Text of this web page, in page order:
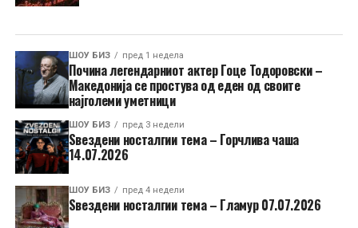
ШОУ БИЗ пред 1 недела
Почина легендарниот актер Гоце Тодоровски –
Македонија се простува од еден од своите
најголеми уметници
ШОУ БИЗ пред 3 недели
Ѕвездени носталгии тема – Горчлива чаша
14.07.2026
ШОУ БИЗ пред 4 недели
Ѕвездени носталгии тема – Гламур 07.07.2026